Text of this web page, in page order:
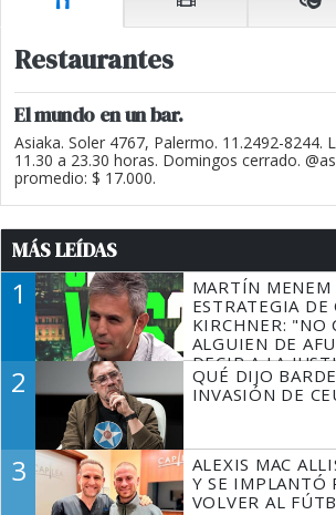
Restaurantes
El mundo en un bar.
Asiaka. Soler 4767, Palermo. 11.2492-8244.
11.30 a 23.30 horas. Domingos cerrado.
promedio: $ 17.000.
MÁS LEÍDAS
1
MARTÍN MENEM
ESTRATEGIA DE
KIRCHNER: "NO
ALGUIEN DE
DECIR A LA
TIENE QUE
2
QUÉ DIJO
INVASIÓN DE
3
ALEXIS MAC
Y SE IMPLANTÓ
VOLVER AL